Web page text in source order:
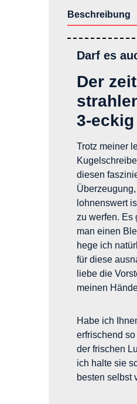
Beschreibung
Darf es
Der
3-
Trotz meiner
diesen
lohnenswert
zu werfen. Es
man einen
hege ich
für diese
liebe die
meinen
Habe ich
erfrischend
der frischen
ich halte sie
besten selbst